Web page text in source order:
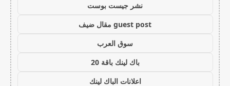
نشر جيست بوست
guest post مقال ضيف
سوق العرب
باك لينك باقة 20
اعلانات الباك لينك